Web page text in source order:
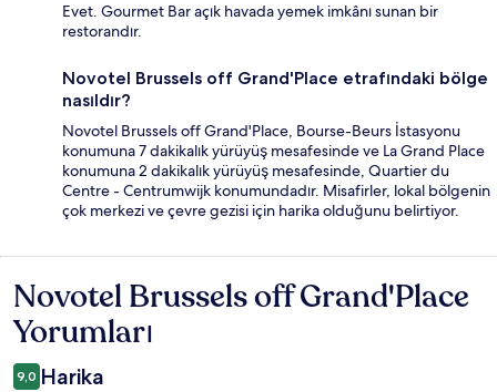
Evet. Gourmet Bar açık havada yemek imkânı sunan bir
restorandır.
Novotel Brussels off Grand'Place etrafındaki bölge
nasıldır?
Novotel Brussels off Grand'Place, Bourse-Beurs İstasyonu
konumuna 7 dakikalık yürüyüş mesafesinde ve La Grand Place
konumuna 2 dakikalık yürüyüş mesafesinde, Quartier du
Centre - Centrumwijk konumundadır. Misafirler, lokal bölgenin
çok merkezi ve çevre gezisi için harika olduğunu belirtiyor.
Yorumlar
Novotel Brussels off Grand'Place
Yorumları
9,0 Harika